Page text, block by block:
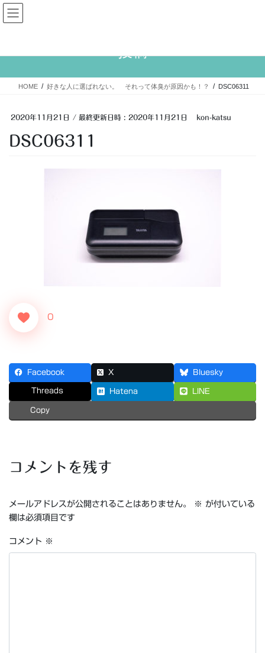
コ
ン
ツ
ス
ナ
ビ
シ
ン
投稿
HOME 好きな人に選ばれない。 それって体臭が原因かも！？ DSC06311
2020年11月21日 / 最終更新日時 : 2020年11月21日 kon-katsu
DSC06311
0
Facebook X Bluesky
Threads Hatena LINE
Copy
コメントを残す
メールアドレスが公開されることはありません。 ※ が付いている
欄は必須項目です
コメント ※